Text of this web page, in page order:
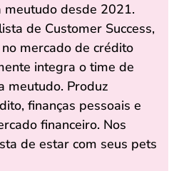
meutudo desde 2021.
de Customer Success,
mercado de crédito
integra o time de
meutudo. Produz
finanças pessoais e
financeiro. Nos
de estar com seus pets